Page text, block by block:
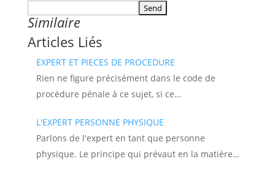
Similaire
Articles Liés
EXPERT ET PIECES DE PROCEDURE
Rien ne figure précisément dans le code de
procédure pénale à ce sujet, si ce…
L'EXPERT PERSONNE PHYSIQUE
Parlons de l'expert en tant que personne
physique. Le principe qui prévaut en la matière…